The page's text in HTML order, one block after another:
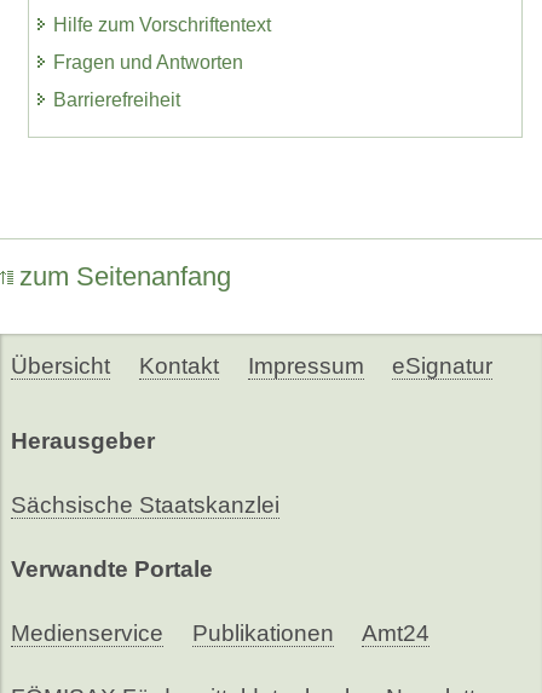
Hilfe zum Vorschriftentext
Fragen und Antworten
Barrierefreiheit
zum Seitenanfang
Übersicht Kontakt Impressum eSignatur
Herausgeber
Sächsische Staatskanzlei
Verwandte Portale
Medienservice Publikationen Amt24